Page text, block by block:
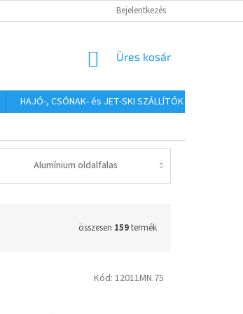
Bejelentkezés
KOSÁR
Üres kosár
HAJÓ-, CSÓNAK- és JET-SKI SZÁLLÍTÓK
Alumínium oldalfalas
összesen 159termék
Kód: 12011MN.75